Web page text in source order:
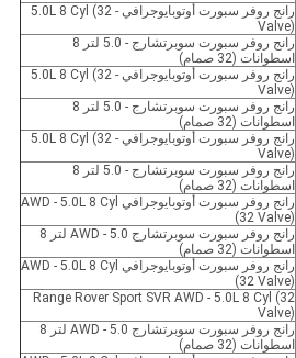
رانج روفر سبورت أوتوبايوجرافي - 5.0L 8 Cyl (32
Valve)
رانج روفر سبورت سوبرتشارج - 5.0 لتر 8
اسطوانات (32 صمام)
رانج روفر سبورت أوتوبايوجرافي - 5.0L 8 Cyl (32
Valve)
رانج روفر سبورت سوبرتشارج - 5.0 لتر 8
اسطوانات (32 صمام)
رانج روفر سبورت أوتوبايوجرافي - 5.0L 8 Cyl (32
Valve)
رانج روفر سبورت سوبرتشارج - 5.0 لتر 8
اسطوانات (32 صمام)
رانج روفر سبورت أوتوبايوجرافي AWD - 5.0L 8 Cyl
(32 Valve)
رانج روفر سبورت سوبرتشارج AWD - 5.0 لتر 8
اسطوانات (32 صمام)
رانج روفر سبورت أوتوبايوجرافي AWD - 5.0L 8 Cyl
(32 Valve)
Range Rover Sport SVR AWD - 5.0L 8 Cyl (32
Valve)
رانج روفر سبورت سوبرتشارج AWD - 5.0 لتر 8
اسطوانات (32 صمام)